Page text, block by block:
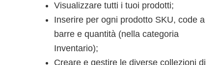
Visualizzare tutti i tuoi prodotti;
Inserire per ogni prodotto SKU, code a
barre e quantità (nella categoria
Inventario);
Creare e gestire le diverse collezioni di